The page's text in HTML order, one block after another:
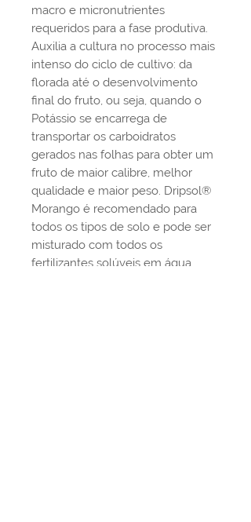
macro e micronutrientes
requeridos para a fase produtiva.
Auxilia a cultura no processo mais
intenso do ciclo de cultivo: da
florada até o desenvolvimento
final do fruto, ou seja, quando o
Potássio se encarrega de
transportar os carboidratos
gerados nas folhas para obter um
fruto de maior calibre, melhor
qualidade e maior peso. Dripsol®
Morango é recomendado para
todos os tipos de solo e pode ser
misturado com todos os
fertilizantes solúveis em água,